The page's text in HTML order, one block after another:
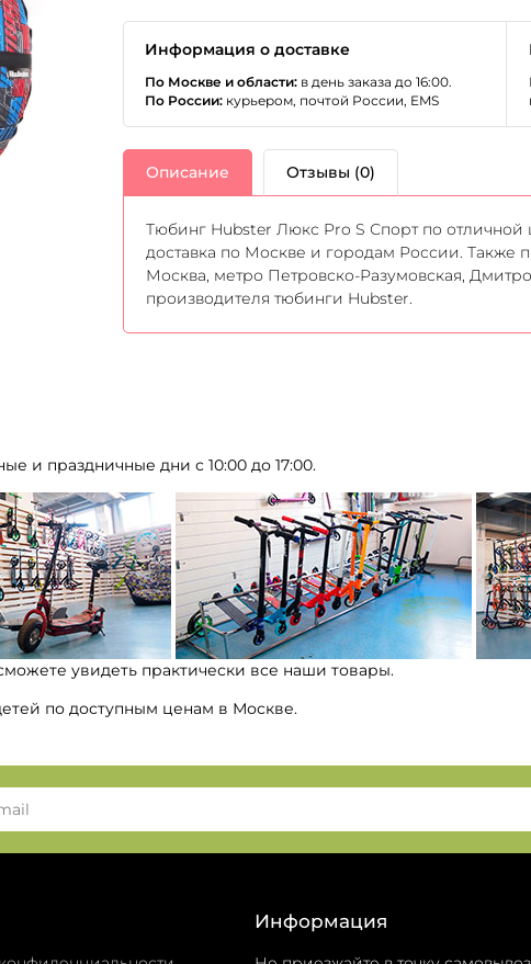
Информация о доставке
По Москве и области: в день заказа до 16:00.
По России: курьером, почтой России, EMS
Описание Отзывы (0)
Тюбинг Hubster Люкс Pro S Спорт по отличной
доставка по Москве и городам России. Также
Москва, метро Петровско-Разумовская,
производителя тюбинги Hubster.
и праздничные дни с 10:00 до 17:00.
увидеть практически все наши товары.
по доступным ценам в Москве.
Информация